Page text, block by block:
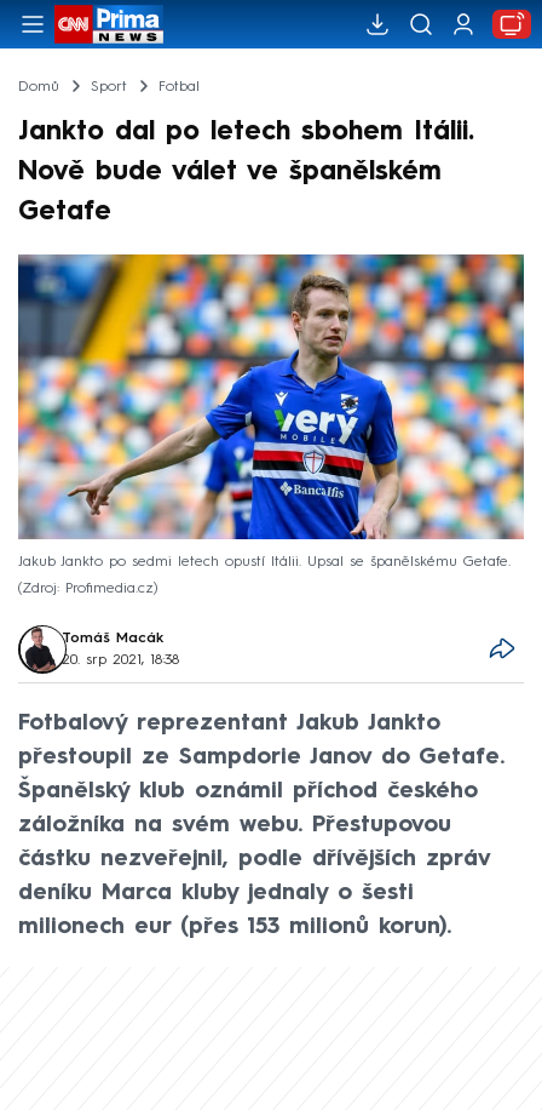
Domů Sport Fotbal
Jankto dal po letech sbohem Itálii.
Nově bude válet ve španělském
Getafe
Jakub Jankto po sedmi letech opustí Itálii. Upsal se španělskému Getafe.
Zdroj: Profimedia.cz
Tomáš Macák
20. srp 2021, 18:38
Fotbalový reprezentant Jakub Jankto
přestoupil ze Sampdorie Janov do Getafe.
Španělský klub oznámil příchod českého
záložníka na svém webu. Přestupovou
částku nezveřejnil, podle dřívějších zpráv
deníku Marca kluby jednaly o šesti
milionech eur (přes 153 milionů korun).